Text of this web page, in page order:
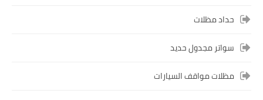
حداد مظلات
سواتر مجدول حديد
مظلات مواقف السيارات